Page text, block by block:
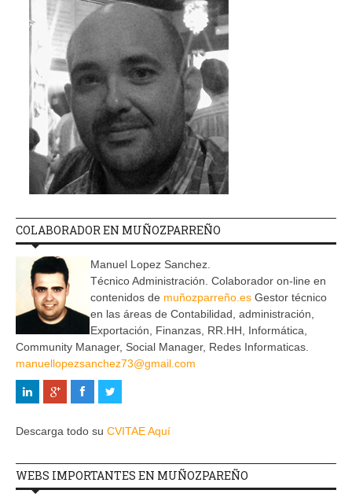
COLABORADOR EN MUÑOZPARREÑO
Manuel Lopez Sanchez.
Técnico Administración. Colaborador on-line en
contenidos de muñozparreño.es Gestor técnico
en las áreas de Contabilidad, administración,
Exportación, Finanzas, RR.HH, Informática,
Community Manager, Social Manager, Redes Informaticas.
manuellopezsanchez73@gmail.com
Descarga todo su CVITAE Aquí
WEBS IMPORTANTES EN MUÑOZPAREÑO